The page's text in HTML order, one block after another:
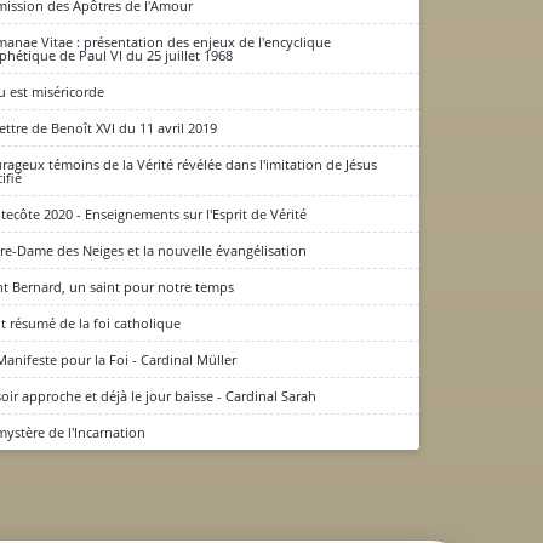
des Apôtres de l'Amour
Vitae : présentation des enjeux de l'encyclique
de Paul VI du 25 juillet 1968
est miséricorde
de Benoît XVI du 11 avril 2019
témoins de la Vérité révélée dans l'imitation de Jésus
2020 - Enseignements sur l'Esprit de Vérité
Dame des Neiges et la nouvelle évangélisation
Bernard, un saint pour notre temps
résumé de la foi catholique
pour la Foi - Cardinal Müller
approche et déjà le jour baisse - Cardinal Sarah
de l'Incarnation